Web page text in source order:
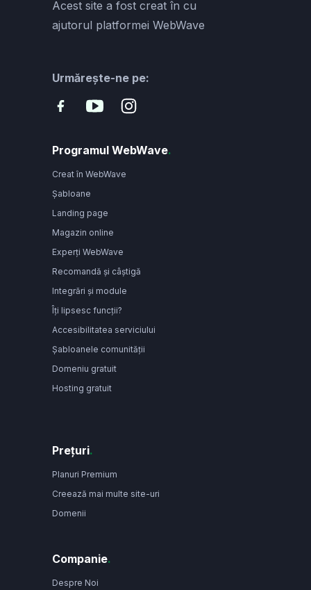
Programul WebWave.
Creat în WebWave
Șabloane
Landing page
Magazin online
Experți WebWave
Recomandă și câștigă
Integrări și module
Îți lipsesc funcții?
Accesibilitatea serviciului
Șabloanele comunității
Domeniu gratuit
Hosting gratuit
Companie.
Despre Noi
Prețuri.
Planuri Premium
Creează mai multe site-uri
Domenii
Acest site a fost creat în cu
ajutorul platformei WebWave
Urmărește-ne pe: